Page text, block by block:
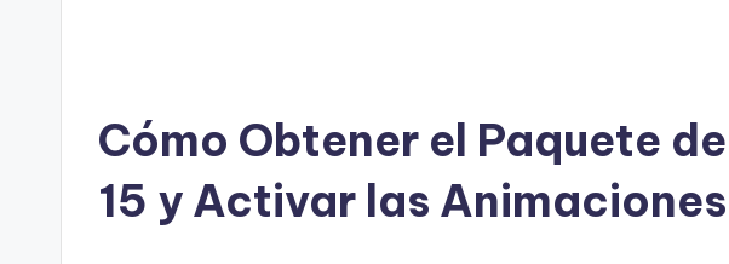
Cómo Obtener el Paquete
15 y Activar las Animaciones